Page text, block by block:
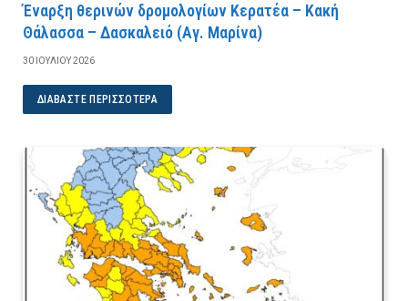
Έναρξη θερινών δρομολογίων Κερατέα – Κακή
Θάλασσα – Δασκαλειό (Αγ. Μαρίνα)
30 ΙΟΥΛΊΟΥ 2026
ΔΙΑΒΆΣΤΕ ΠΕΡΙΣΣΌΤΕΡΑ